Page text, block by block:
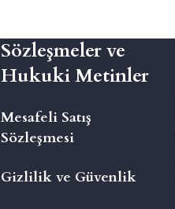
Sözleşmeler ve
Hukuki Metinler
Mesafeli Satış
Sözleşmesi
Gizlilik ve Güvenlik